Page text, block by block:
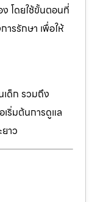
โดยใช้ขั้นตอนที่
รรักษา เพื่อให้
เด็ก รวมถึง
ริ่มต้นการดูแล
าว